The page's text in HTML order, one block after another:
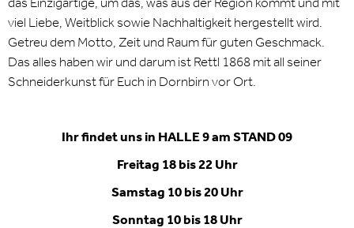
viel Liebe, Weitblick sowie Nachhaltigkeit hergestellt wird.
Getreu dem Motto, Zeit und Raum für guten Geschmack.
Das alles haben wir und darum ist Rettl 1868 mit all seiner
Schneiderkunst für Euch in Dornbirn vor Ort.
Ihr findet uns in HALLE 9 am STAND 09
Freitag 18 bis 22 Uhr
Samstag 10 bis 20 Uhr
Sonntag 10 bis 18 Uhr